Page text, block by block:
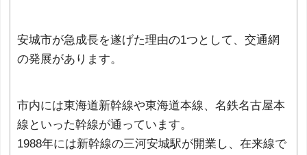
安城市が急成長を遂げた理由の1つとして、交通網
の発展があります。
市内には東海道新幹線や東海道本線、名鉄名古屋本
線といった幹線が通っています。
1988年には新幹線の三河安城駅が開業し、在来線で